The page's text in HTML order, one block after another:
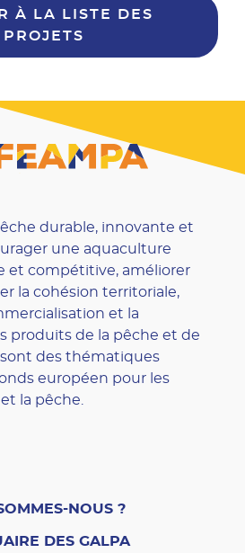
À LA LISTE DES
PROJETS
durable, innovante et
une aquaculture
et compétitive, améliorer
la cohésion territoriale,
et la
produits de la pêche et de
sont des thématiques
européen pour les
la pêche.
NOUS ?
DES GALPA